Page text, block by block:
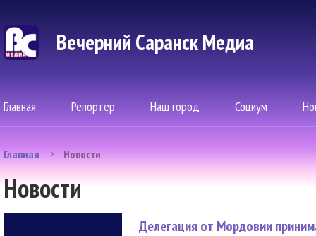
Вечерний Саранск Mедиа
Главная Репортер Наш город Социум
Главная Новости
Новости
Делегация от Мордовии